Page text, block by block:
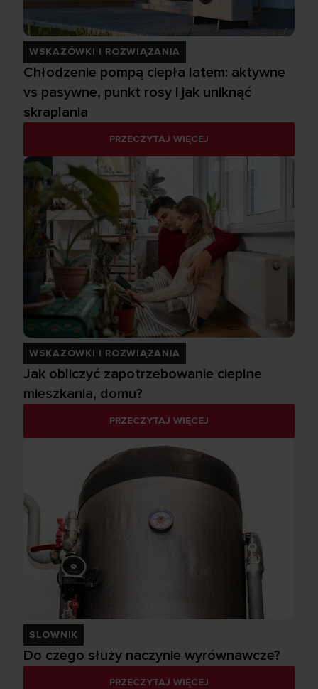
WSKAZÓWKI I ROZWIĄZANIA
Chłodzenie pompą ciepła latem: aktywne
vs pasywne, punkt rosy i jak uniknąć
skraplania
PRZECZYTAJ WIĘCEJ
WSKAZÓWKI I ROZWIĄZANIA
Jak obliczyć zapotrzebowanie cieplne
mieszkania, domu?
PRZECZYTAJ WIĘCEJ
SLOWNIK
Do czego służy naczynie wyrównawcze?
PRZECZYTAJ WIĘCEJ